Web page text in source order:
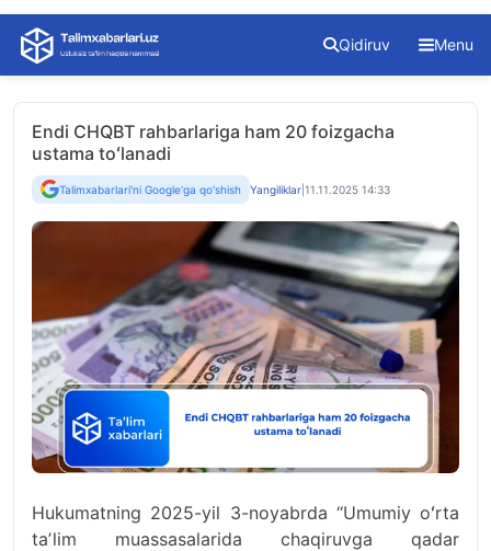
Skip
content
Qidiruv Menu
Endi CHQBT rahbarlariga ham 20 foizgacha
ustama toʻlanadi
Talimxabarlari'ni Google'ga qo'shish Yangiliklar 11.11.2025 14:33
Hukumatning 2025-yil 3-noyabrda ‘‘Umumiy oʻrta
taʼlim muassasalarida chaqiruvga qadar